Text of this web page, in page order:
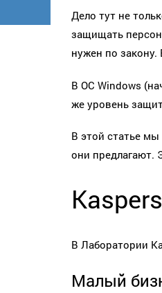
Дело тут не
защищать
нужен по
В ОС Windows
же уровень
В этой статье
они предлагают.
В Лаборатории
Малый